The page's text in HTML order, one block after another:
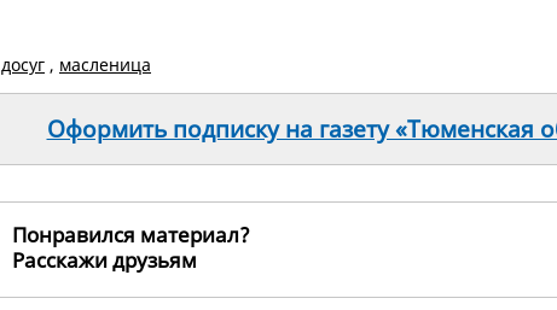
досуг , масленица
Оформить подписку на газету «Тюменская
Понравился материал?
Расскажи друзьям